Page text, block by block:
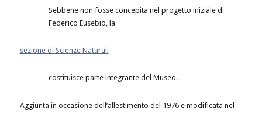
Sebbene non fosse concepita nel progetto iniziale di
Federico Eusebio, la
sezione di Scienze Naturali
costituisce parte integrante del Museo.
Aggiunta in occasione dell’allestimento del 1976 e modificata nel